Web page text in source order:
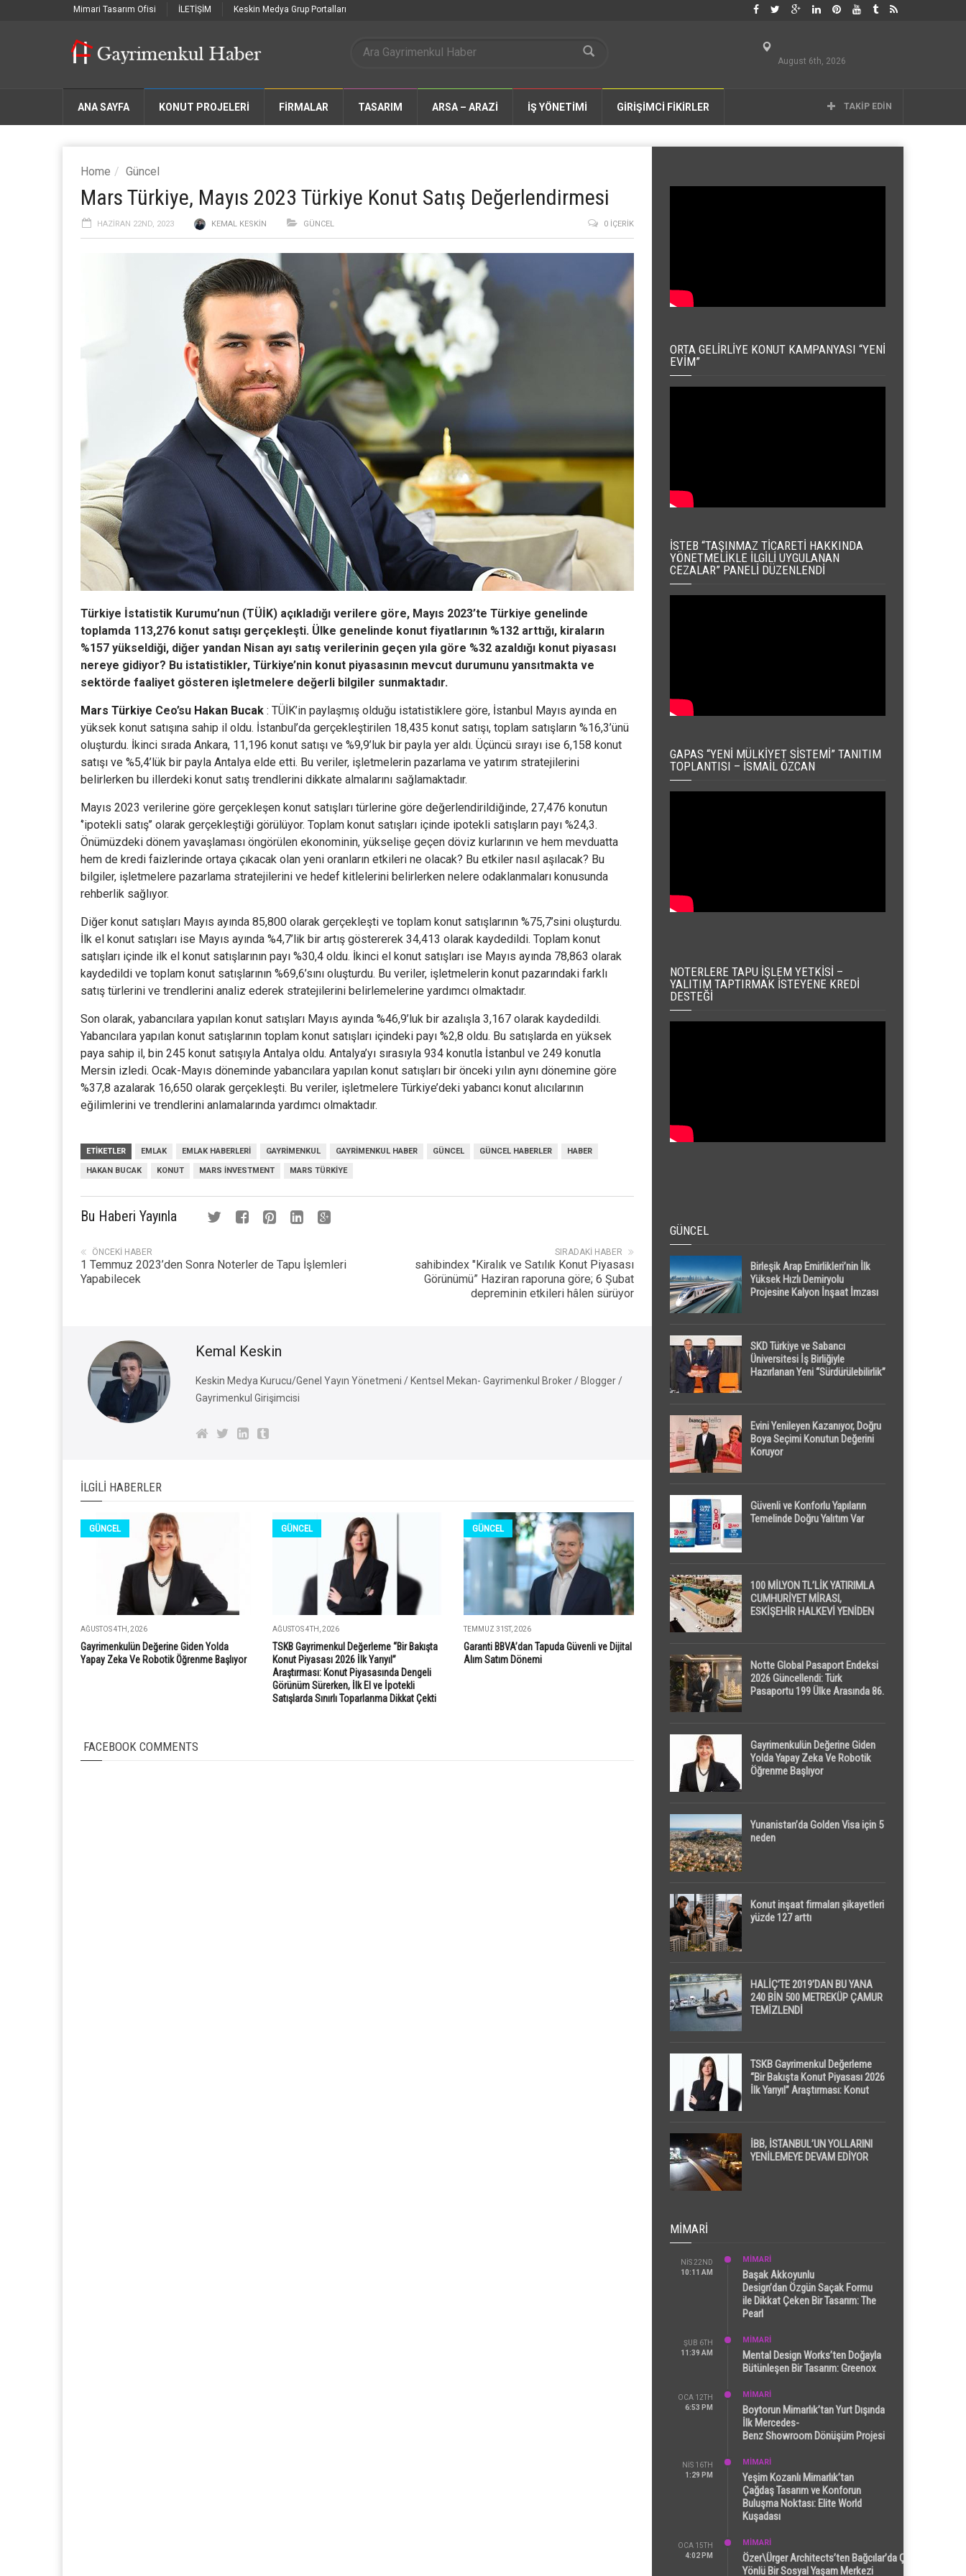
Mimari Tasarım Ofisi İLETİŞİM Keskin Medya Grup Portalları
August 6th, 2026
ANA SAYFA KONUT PROJELERİ FIRMALAR TASARIM ARSA – ARAZİ İŞ YÖNETİMİ GİRİŞİMCİ FİKİRLER TAKIP EDIN
Home Güncel
Mars Türkiye, Mayıs 2023 Türkiye Konut Satış Değerlendirmesi
HAZIRAN 22ND, 2023 KEMAL KESKIN GÜNCEL 0 İÇERIK
Türkiye İstatistik Kurumu’nun (TÜİK) açıkladığı verilere göre, Mayıs 2023’te Türkiye genelinde
toplamda 113,276 konut satışı gerçekleşti. Ülke genelinde konut fiyatlarının %132 arttığı, kiraların
%157 yükseldiği, diğer yandan Nisan ayı satış verilerinin geçen yıla göre %32 azaldığı konut piyasası
nereye gidiyor? Bu istatistikler, Türkiye’nin konut piyasasının mevcut durumunu yansıtmakta ve
sektörde faaliyet gösteren işletmelere değerli bilgiler sunmaktadır.
Mars Türkiye Ceo’su Hakan Bucak : TÜİK’in paylaşmış olduğu istatistiklere göre, İstanbul Mayıs ayında en
yüksek konut satışına sahip il oldu. İstanbul’da gerçekleştirilen 18,435 konut satışı, toplam satışların %16,3’ünü
oluşturdu. İkinci sırada Ankara, 11,196 konut satışı ve %9,9’luk bir payla yer aldı. Üçüncü sırayı ise 6,158 konut
satışı ve %5,4’lük bir payla Antalya elde etti. Bu veriler, işletmelerin pazarlama ve yatırım stratejilerini
belirlerken bu illerdeki konut satış trendlerini dikkate almalarını sağlamaktadır.
Mayıs 2023 verilerine göre gerçekleşen konut satışları türlerine göre değerlendirildiğinde, 27,476 konutun
‘’ipotekli satış’’ olarak gerçekleştiği görülüyor. Toplam konut satışları içinde ipotekli satışların payı %24,3.
Önümüzdeki dönem yavaşlaması öngörülen ekonominin, yükselişe geçen döviz kurlarının ve hem mevduatta
hem de kredi faizlerinde ortaya çıkacak olan yeni oranların etkileri ne olacak? Bu etkiler nasıl aşılacak? Bu
bilgiler, işletmelere pazarlama stratejilerini ve hedef kitlelerini belirlerken nelere odaklanmaları konusunda
rehberlik sağlıyor.
Diğer konut satışları Mayıs ayında 85,800 olarak gerçekleşti ve toplam konut satışlarının %75,7’sini oluşturdu.
İlk el konut satışları ise Mayıs ayında %4,7’lik bir artış göstererek 34,413 olarak kaydedildi. Toplam konut
satışları içinde ilk el konut satışlarının payı %30,4 oldu. İkinci el konut satışları ise Mayıs ayında 78,863 olarak
kaydedildi ve toplam konut satışlarının %69,6’sını oluşturdu. Bu veriler, işletmelerin konut pazarındaki farklı
satış türlerini ve trendlerini analiz ederek stratejilerini belirlemelerine yardımcı olmaktadır.
Son olarak, yabancılara yapılan konut satışları Mayıs ayında %46,9’luk bir azalışla 3,167 olarak kaydedildi.
Yabancılara yapılan konut satışlarının toplam konut satışları içindeki payı %2,8 oldu. Bu satışlarda en yüksek
paya sahip il, bin 245 konut satışıyla Antalya oldu. Antalya’yı sırasıyla 934 konutla İstanbul ve 249 konutla
Mersin izledi. Ocak-Mayıs döneminde yabancılara yapılan konut satışları bir önceki yılın aynı dönemine göre
%37,8 azalarak 16,650 olarak gerçekleşti. Bu veriler, işletmelere Türkiye’deki yabancı konut alıcılarının
eğilimlerini ve trendlerini anlamalarında yardımcı olmaktadır.
ETIKETLER EMLAK EMLAK HABERLERI GAYRIMENKUL GAYRIMENKUL HABER GÜNCEL GÜNCEL HABERLER HABER
HAKAN BUCAK KONUT MARS INVESTMENT MARS TÜRKIYE
Bu Haberi Yayınla
SIRADAKI HABER
sahibindex "Kiralık ve Satılık Konut Piyasası
Görünümü” Haziran raporuna göre; 6 Şubat
depreminin etkileri hâlen sürüyor
ÖNCEKI HABER
1 Temmuz 2023’den Sonra Noterler de Tapu İşlemleri
Yapabilecek
Kemal Keskin
Keskin Medya Kurucu/Genel Yayın Yönetmeni / Kentsel Mekan- Gayrimenkul Broker / Blogger /
Gayrimenkul Girişimcisi
İLGILI HABERLER
GÜNCEL
AĞUSTOS 4TH, 2026
Gayrimenkulün Değerine Giden Yolda
Yapay Zeka Ve Robotik Öğrenme Başlıyor
GÜNCEL
AĞUSTOS 4TH, 2026
TSKB Gayrimenkul Değerleme “Bir Bakışta
Konut Piyasası 2026 İlk Yarıyıl”
Araştırması: Konut Piyasasında Dengeli
Görünüm Sürerken, İlk El ve İpotekli
Satışlarda Sınırlı Toparlanma Dikkat Çekti
GÜNCEL
TEMMUZ 31ST, 2026
Garanti BBVA’dan Tapuda Güvenli ve Dijital
Alım Satım Dönemi
FACEBOOK COMMENTS
ORTA GELIRLIYE KONUT KAMPANYASI “YENI
EVIM”
İSTEB “TAŞINMAZ TICARETI HAKKINDA
YÖNETMELIKLE İLGILI UYGULANAN
CEZALAR” PANELI DÜZENLENDI
GAPAS “YENI MÜLKIYET SISTEMI” TANITIM
TOPLANTISI – İSMAIL ÖZCAN
NOTERLERE TAPU İŞLEM YETKISI –
YALITIM TAPTIRMAK İSTEYENE KREDI
DESTEĞI
GÜNCEL
Birleşik Arap Emirlikleri’nin İlk
Yüksek Hızlı Demiryolu
Projesine Kalyon İnşaat İmzası
SKD Türkiye ve Sabancı
Üniversitesi İş Birliğiyle
Hazırlanan Yeni “Sürdürülebilirlik”
Evini Yenileyen Kazanıyor, Doğru
Boya Seçimi Konutun Değerini
Koruyor
Güvenli ve Konforlu Yapıların
Temelinde Doğru Yalıtım Var
100 MİLYON TL’LİK YATIRIMLA
CUMHURİYET MİRASI,
ESKİŞEHİR HALKEVİ YENİDEN
Notte Global Pasaport Endeksi
2026 Güncellendi: Türk
Pasaportu 199 Ülke Arasında 86.
Gayrimenkulün Değerine Giden
Yolda Yapay Zeka Ve Robotik
Öğrenme Başlıyor
Yunanistan’da Golden Visa için 5
neden
Konut inşaat firmaları şikayetleri
yüzde 127 arttı
HALİÇ’TE 2019’DAN BU YANA
240 BİN 500 METREKÜP ÇAMUR
TEMİZLENDİ
TSKB Gayrimenkul Değerleme
“Bir Bakışta Konut Piyasası 2026
İlk Yarıyıl” Araştırması: Konut
Dikkat Çekti
İBB, İSTANBUL’UN YOLLARINI
YENİLEMEYE DEVAM EDİYOR
MIMARI
NIS 22ND
10:11 AM
MİMARİ
Başak Akkoyunlu
Design’dan Özgün Saçak Formu
ile Dikkat Çeken Bir Tasarım: The
Pearl
ŞUB 6TH
11:39 AM
MİMARİ
Mental Design Works’ten Doğayla
Bütünleşen Bir Tasarım: Greenox
OCA 12TH
6:53 PM
MİMARİ
Boytorun Mimarlık’tan Yurt Dışında
İlk Mercedes-
Benz Showroom Dönüşüm Projesi
NIS 16TH
1:29 PM
MİMARİ
Yeşim Kozanlı Mimarlık’tan
Çağdaş Tasarım ve Konforun
Buluşma Noktası: Elite World
Kuşadası
OCA 15TH
4:02 PM
MİMARİ
Özer\Ürger Architects’ten Bağcılar’da Çok
Yönlü Bir Sosyal Yaşam Merkezi